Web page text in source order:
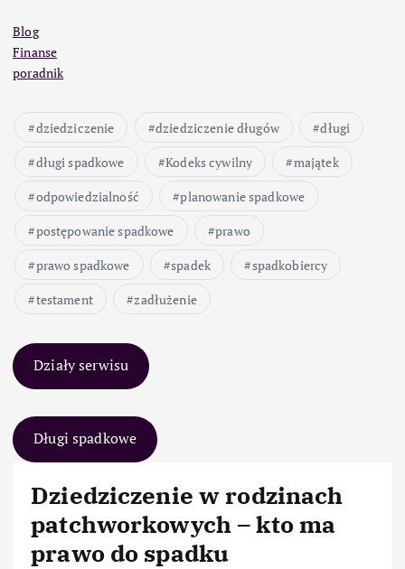
Blog
Finanse
poradnik
dziedziczenie dziedziczenie długów
długi
długi spadkowe
Kodeks cywilny
majątek
odpowiedzialność
planowanie spadkowe
postępowanie spadkowe
prawo
prawo spadkowe
spadek
spadkobiercy
testament
zadłużenie
Działy serwisu
Długi spadkowe
Dziedziczenie w rodzinach
patchworkowych – kto ma
prawo do spadku